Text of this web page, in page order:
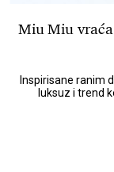
Miu Miu
Inspirisane ranim
luksuz i trend